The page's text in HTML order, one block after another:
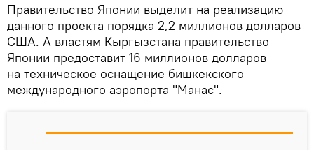
Правительство Японии выделит на реализацию
данного проекта порядка 2,2 миллионов долларов
США. А властям Кыргызстана правительство
Японии предоставит 16 миллионов долларов
на техническое оснащение бишкекского
международного аэропорта "Манас".